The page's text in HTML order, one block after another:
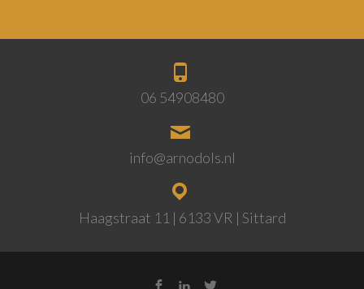
06 54908480
info@arnodols.nl
Haagstraat 11 | 6133 VR | Sittard
FacebookLinkedIn
Twitter